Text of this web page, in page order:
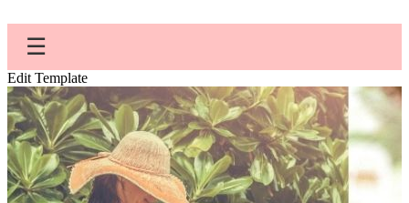
☰
Edit Template